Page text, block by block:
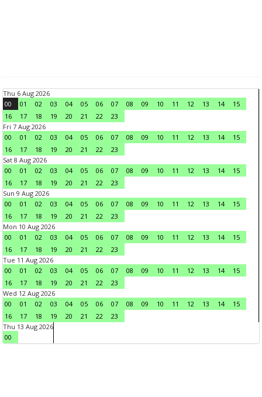
Thu 6 Aug 2026
00
01 02 03 04 05 06 07 08 09 10 11 12 13 14
15
16
17 18 19 20 21 22
23
Fri 7 Aug 2026
00
01 02 03 04 05 06 07 08 09 10 11 12 13 14
15
16
17 18 19 20 21 22
23
Sat 8 Aug 2026
00
01 02 03 04 05 06 07 08 09 10 11 12 13 14
15
16
17 18 19 20 21 22
23
Sun 9 Aug 2026
00
01 02 03 04 05 06 07 08 09 10 11 12 13 14
15
16
17 18 19 20 21 22
23
Mon 10 Aug 2026
00
01 02 03 04 05 06 07 08 09 10 11 12 13 14
15
16
17 18 19 20 21 22
23
Tue 11 Aug 2026
00
01 02 03 04 05 06 07 08 09 10 11 12 13 14
15
16
17 18 19 20 21 22
23
Wed 12 Aug 2026
00
01 02 03 04 05 06 07 08 09 10 11 12 13 14
15
16
17 18 19 20 21 22
23
Thu 13 Aug 2026
00